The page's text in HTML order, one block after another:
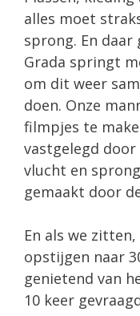
alles moet
sprong. En
Grada springt
om dit weer
doen. Onze
filmpjes te
vastgelegd door
vlucht en
gemaakt door
En als we
opstijgen naar
genietend van
10 keer